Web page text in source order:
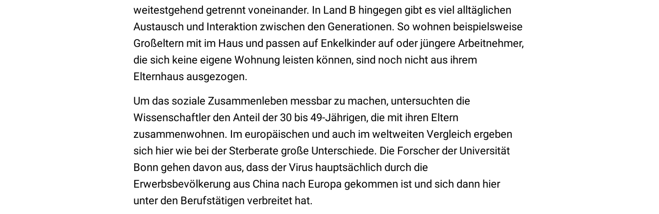
weitestgehend getrennt voneinander. In Land B hingegen gibt es viel alltäglichen
Austausch und Interaktion zwischen den Generationen. So wohnen beispielsweise
Großeltern mit im Haus und passen auf Enkelkinder auf oder jüngere Arbeitnehmer,
die sich keine eigene Wohnung leisten können, sind noch nicht aus ihrem
Elternhaus ausgezogen.
Um das soziale Zusammenleben messbar zu machen, untersuchten die
Wissenschaftler den Anteil der 30 bis 49-Jährigen, die mit ihren Eltern
zusammenwohnen. Im europäischen und auch im weltweiten Vergleich ergeben
sich hier wie bei der Sterberate große Unterschiede. Die Forscher der Universität
Bonn gehen davon aus, dass der Virus hauptsächlich durch die
Erwerbsbevölkerung aus China nach Europa gekommen ist und sich dann hier
unter den Berufstätigen verbreitet hat.